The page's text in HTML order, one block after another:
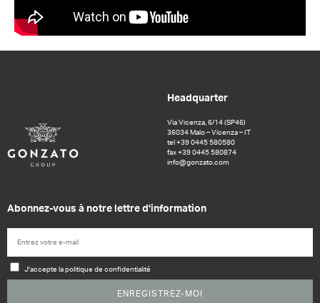
Headquarter
Via Vicenza, 6/14 (SP46)
36034 Malo – Vicenza – IT
tel +39 0445 580580
fax +39 0445 580874
info@gonzato.com
Abonnez-vous à notre lettre d'information
J'accepte la politique de confidentialité
ENREGISTREZ-MOI